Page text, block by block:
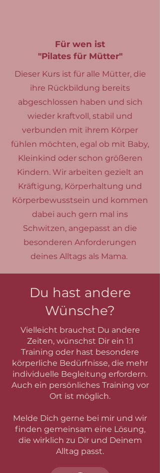
Für wen ist
"Pilates für Mütter"
Dieser Kurs ist für alle Mütter, die
ihre Rückbildung bereits
abgeschlossen haben und sich
wieder kraftvoll, stabil und
verbunden mit ihrem Körper
fühlen möchten, egal ob mit Baby,
Kleinkind oder schon größeren
Kindern. Wir arbeiten gezielt an
Kräftigung, Körperhaltung und
Körperbewusstsein und kommen
dabei auch gern mal ins
Schwitzen, angepasst an die
besonderen Anforderungen
deines Alltags als Mama.
Du hast andere
Wünsche?
Vielleicht brauchst Du andere
Zeiten, wünschst Dir ein 1:1
Training oder hast besondere
körperliche Bedürfnisse, die mehr
individuelle Begleitung erfordern.
Auch ein persönliches Training vor
Ort ist möglich.
Melde Dich gerne bei mir und wir
finden gemeinsam eine Lösung,
die wirklich zu Dir und Deinem
Alltag passt.